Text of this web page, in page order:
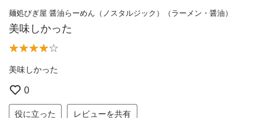
麺処びぎ屋 醤油らーめん（ノスタルジック）（ラーメン・醤油）
美味しかった
美味しかった
0
役に立った レビューを共有